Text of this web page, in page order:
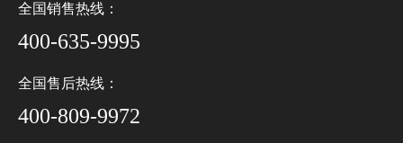
全国销售热线：
400-635-9995
全国售后热线：
400-809-9972